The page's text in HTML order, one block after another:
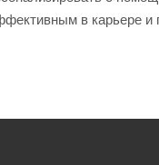
в карьере и